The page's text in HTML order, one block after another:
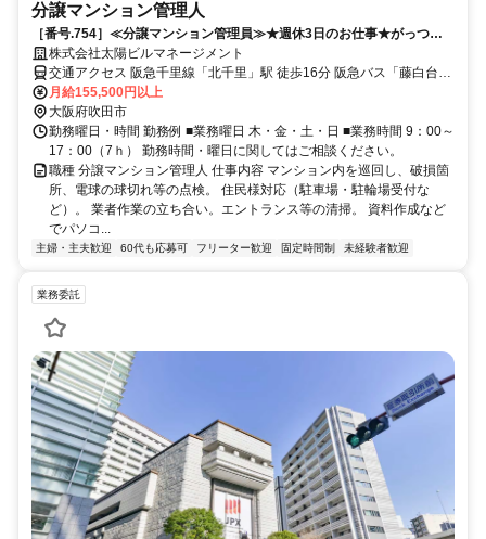
分譲マンション管理人
［番号.754］≪分譲マンション管理員≫★週休3日のお仕事★がっつり
安定収入！
株式会社太陽ビルマネージメント
交通アクセス 阪急千里線「北千里」駅 徒歩16分 阪急バス「藤白台5
丁目」停 徒歩4分
月給155,500円以上
大阪府吹田市
勤務曜日・時間 勤務例 ■業務曜日 木・金・土・日 ■業務時間 9：00～
17：00（7ｈ） 勤務時間・曜日に関してはご相談ください。
職種 分譲マンション管理人 仕事内容 マンション内を巡回し、破損箇
所、電球の球切れ等の点検。 住民様対応（駐車場・駐輪場受付な
ど）。 業者作業の立ち合い。エントランス等の清掃。 資料作成など
でパソコ...
主婦・主夫歓迎 60代も応募可 フリーター歓迎 固定時間制 未経験者歓迎
業務委託